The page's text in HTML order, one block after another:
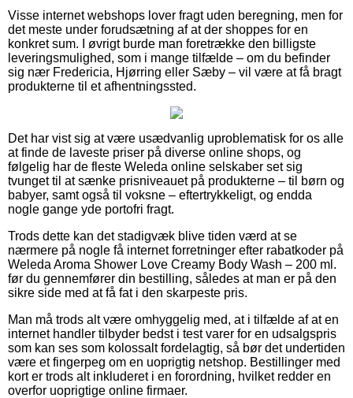
Visse internet webshops lover fragt uden beregning, men for
det meste under forudsætning af at der shoppes for en
konkret sum. I øvrigt burde man foretrække den billigste
leveringsmulighed, som i mange tilfælde – om du befinder
sig nær Fredericia, Hjørring eller Sæby – vil være at få bragt
produkterne til et afhentningssted.
Det har vist sig at være usædvanlig uproblematisk for os alle
at finde de laveste priser på diverse online shops, og
følgelig har de fleste Weleda online selskaber set sig
tvunget til at sænke prisniveauet på produkterne – til børn og
babyer, samt også til voksne – eftertrykkeligt, og endda
nogle gange yde portofri fragt.
Trods dette kan det stadigvæk blive tiden værd at se
nærmere på nogle få internet forretninger efter rabatkoder på
Weleda Aroma Shower Love Creamy Body Wash – 200 ml.
før du gennemfører din bestilling, således at man er på den
sikre side med at få fat i den skarpeste pris.
Man må trods alt være omhyggelig med, at i tilfælde af at en
internet handler tilbyder bedst i test varer for en udsalgspris
som kan ses som kolossalt fordelagtig, så bør det undertiden
være et fingerpeg om en uoprigtig netshop. Bestillinger med
kort er trods alt inkluderet i en forordning, hvilket redder en
overfor uoprigtige online firmaer.